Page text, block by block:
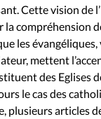
Cette vision de
la compréhension
les
mettent
des Eglises
le cas des
plusieurs articles